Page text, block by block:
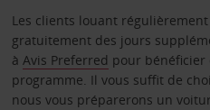
Les clients louant
gratuitement des jours
à Avis Preferred pour bénéficier
programme. Il vous suffit de
nous vous préparerons un